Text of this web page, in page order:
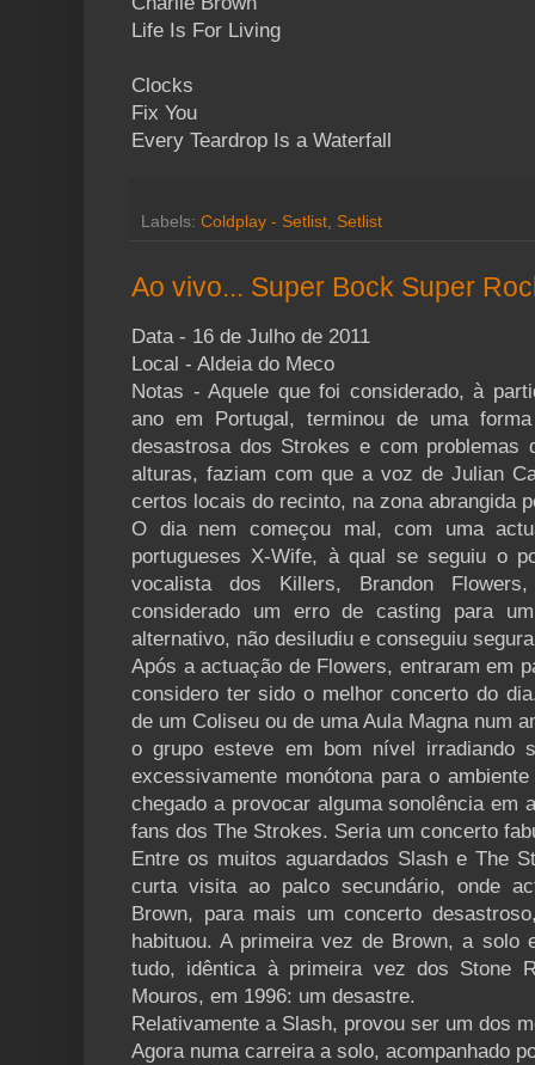
Life Is For Living
Clocks
Fix You
Every Teardrop Is a Waterfall
Labels: Coldplay - Setlist, Setlist
Ao vivo... Super Bock Super
Data - 16 de Julho de 2011
Local - Aldeia do Meco
Notas - Aquele que foi considerado, à
ano em Portugal, terminou de uma
desastrosa dos Strokes e com problemas
alturas, faziam com que a voz de Julian
certos locais do recinto, na zona abrangida
O dia nem começou mal, com uma
portugueses X-Wife, à qual se seguiu o
vocalista dos Killers, Brandon
considerado um erro de casting para
alternativo, não desiludiu e conseguiu
Após a actuação de Flowers, entraram em
considero ter sido o melhor concerto do
de um Coliseu ou de uma Aula Magna num
o grupo esteve em bom nível irradiando
excessivamente monótona para o
chegado a provocar alguma sonolência em
fans dos The Strokes. Seria um concerto
Entre os muitos aguardados Slash e The
curta visita ao palco secundário, onde
Brown, para mais um concerto
habituou. A primeira vez de Brown, a solo
tudo, idêntica à primeira vez dos Stone
Mouros, em 1996: um desastre.
Relativamente a Slash, provou ser um dos
Agora numa carreira a solo, acompanhado